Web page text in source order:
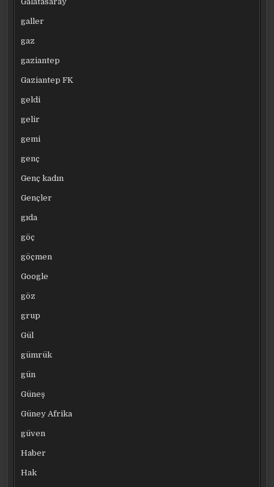
galler
gaz
gaziantep
Gaziantep FK
geldi
gelir
gemi
genç
Genç kadın
Gençler
gıda
göç
göçmen
Google
göz
grup
Gül
gümrük
gün
Güneş
Güney Afrika
güven
Haber
Hak